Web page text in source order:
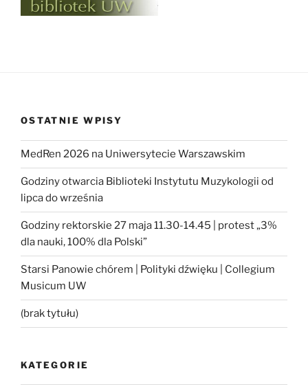
OSTATNIE WPISY
MedRen 2026 na Uniwersytecie Warszawskim
Godziny otwarcia Biblioteki Instytutu Muzykologii od
lipca do września
Godziny rektorskie 27 maja 11.30-14.45 | protest „3%
dla nauki, 100% dla Polski”
Starsi Panowie chórem | Polityki dźwięku | Collegium
Musicum UW
(brak tytułu)
KATEGORIE